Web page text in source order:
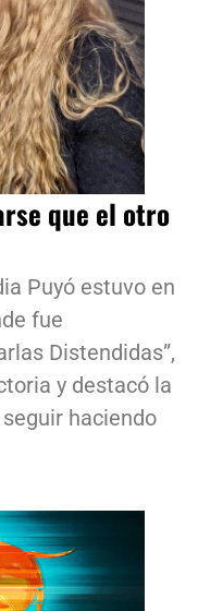
que el otro
Puyó estuvo en
fue
Distendidas”,
y destacó la
haciendo